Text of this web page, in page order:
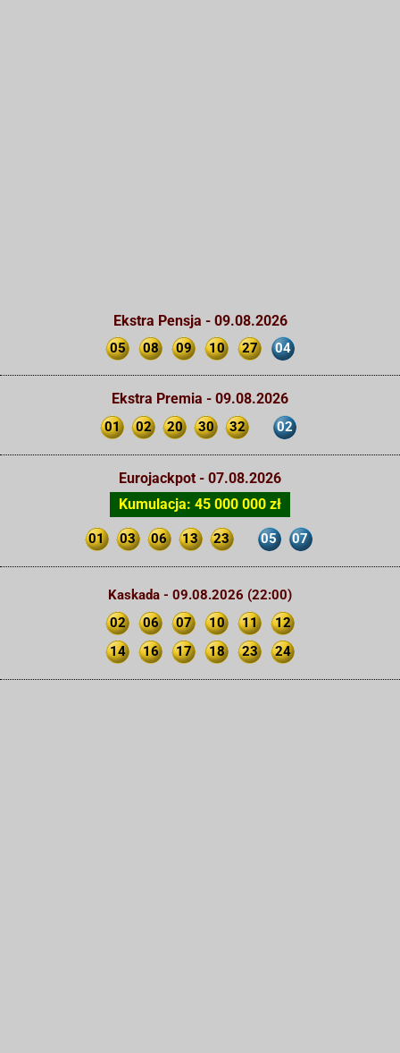
Ekstra Pensja - 09.08.2026
05 08 09 10 27 04
Ekstra Premia - 09.08.2026
01 02 20 30 32 02
Eurojackpot - 07.08.2026
Kumulacja: 45 000 000 zł
01 03 06 13 23 05 07
Kaskada - 09.08.2026 (22:00)
02
06 07 10 11
12
14
16 17 18 23 24